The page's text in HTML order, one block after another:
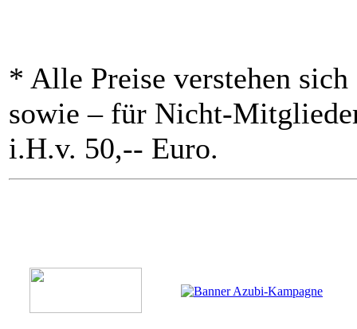
* Alle Preise verstehen
sowie – für Nicht-
i.H.v. 50,-- Euro.